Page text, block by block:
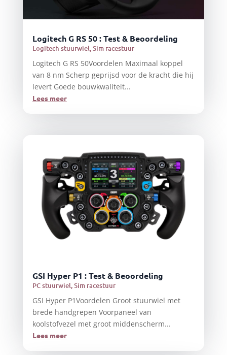
Logitech G RS 50 : Test & Beoordeling
Logitech stuurwiel,Sim racestuur
Logitech G RS 50Voordelen Maximaal koppel
van 8 nm Scherp geprijsd voor de kracht die hij
levert Goede bouwkwaliteit...
Lees meer
GSI Hyper P1 : Test & Beoordeling
PC stuurwiel,Sim racestuur
GSI Hyper P1Voordelen Groot stuurwiel met
brede handgrepen Voorpaneel van
koolstofvezel met groot middenscherm...
Lees meer